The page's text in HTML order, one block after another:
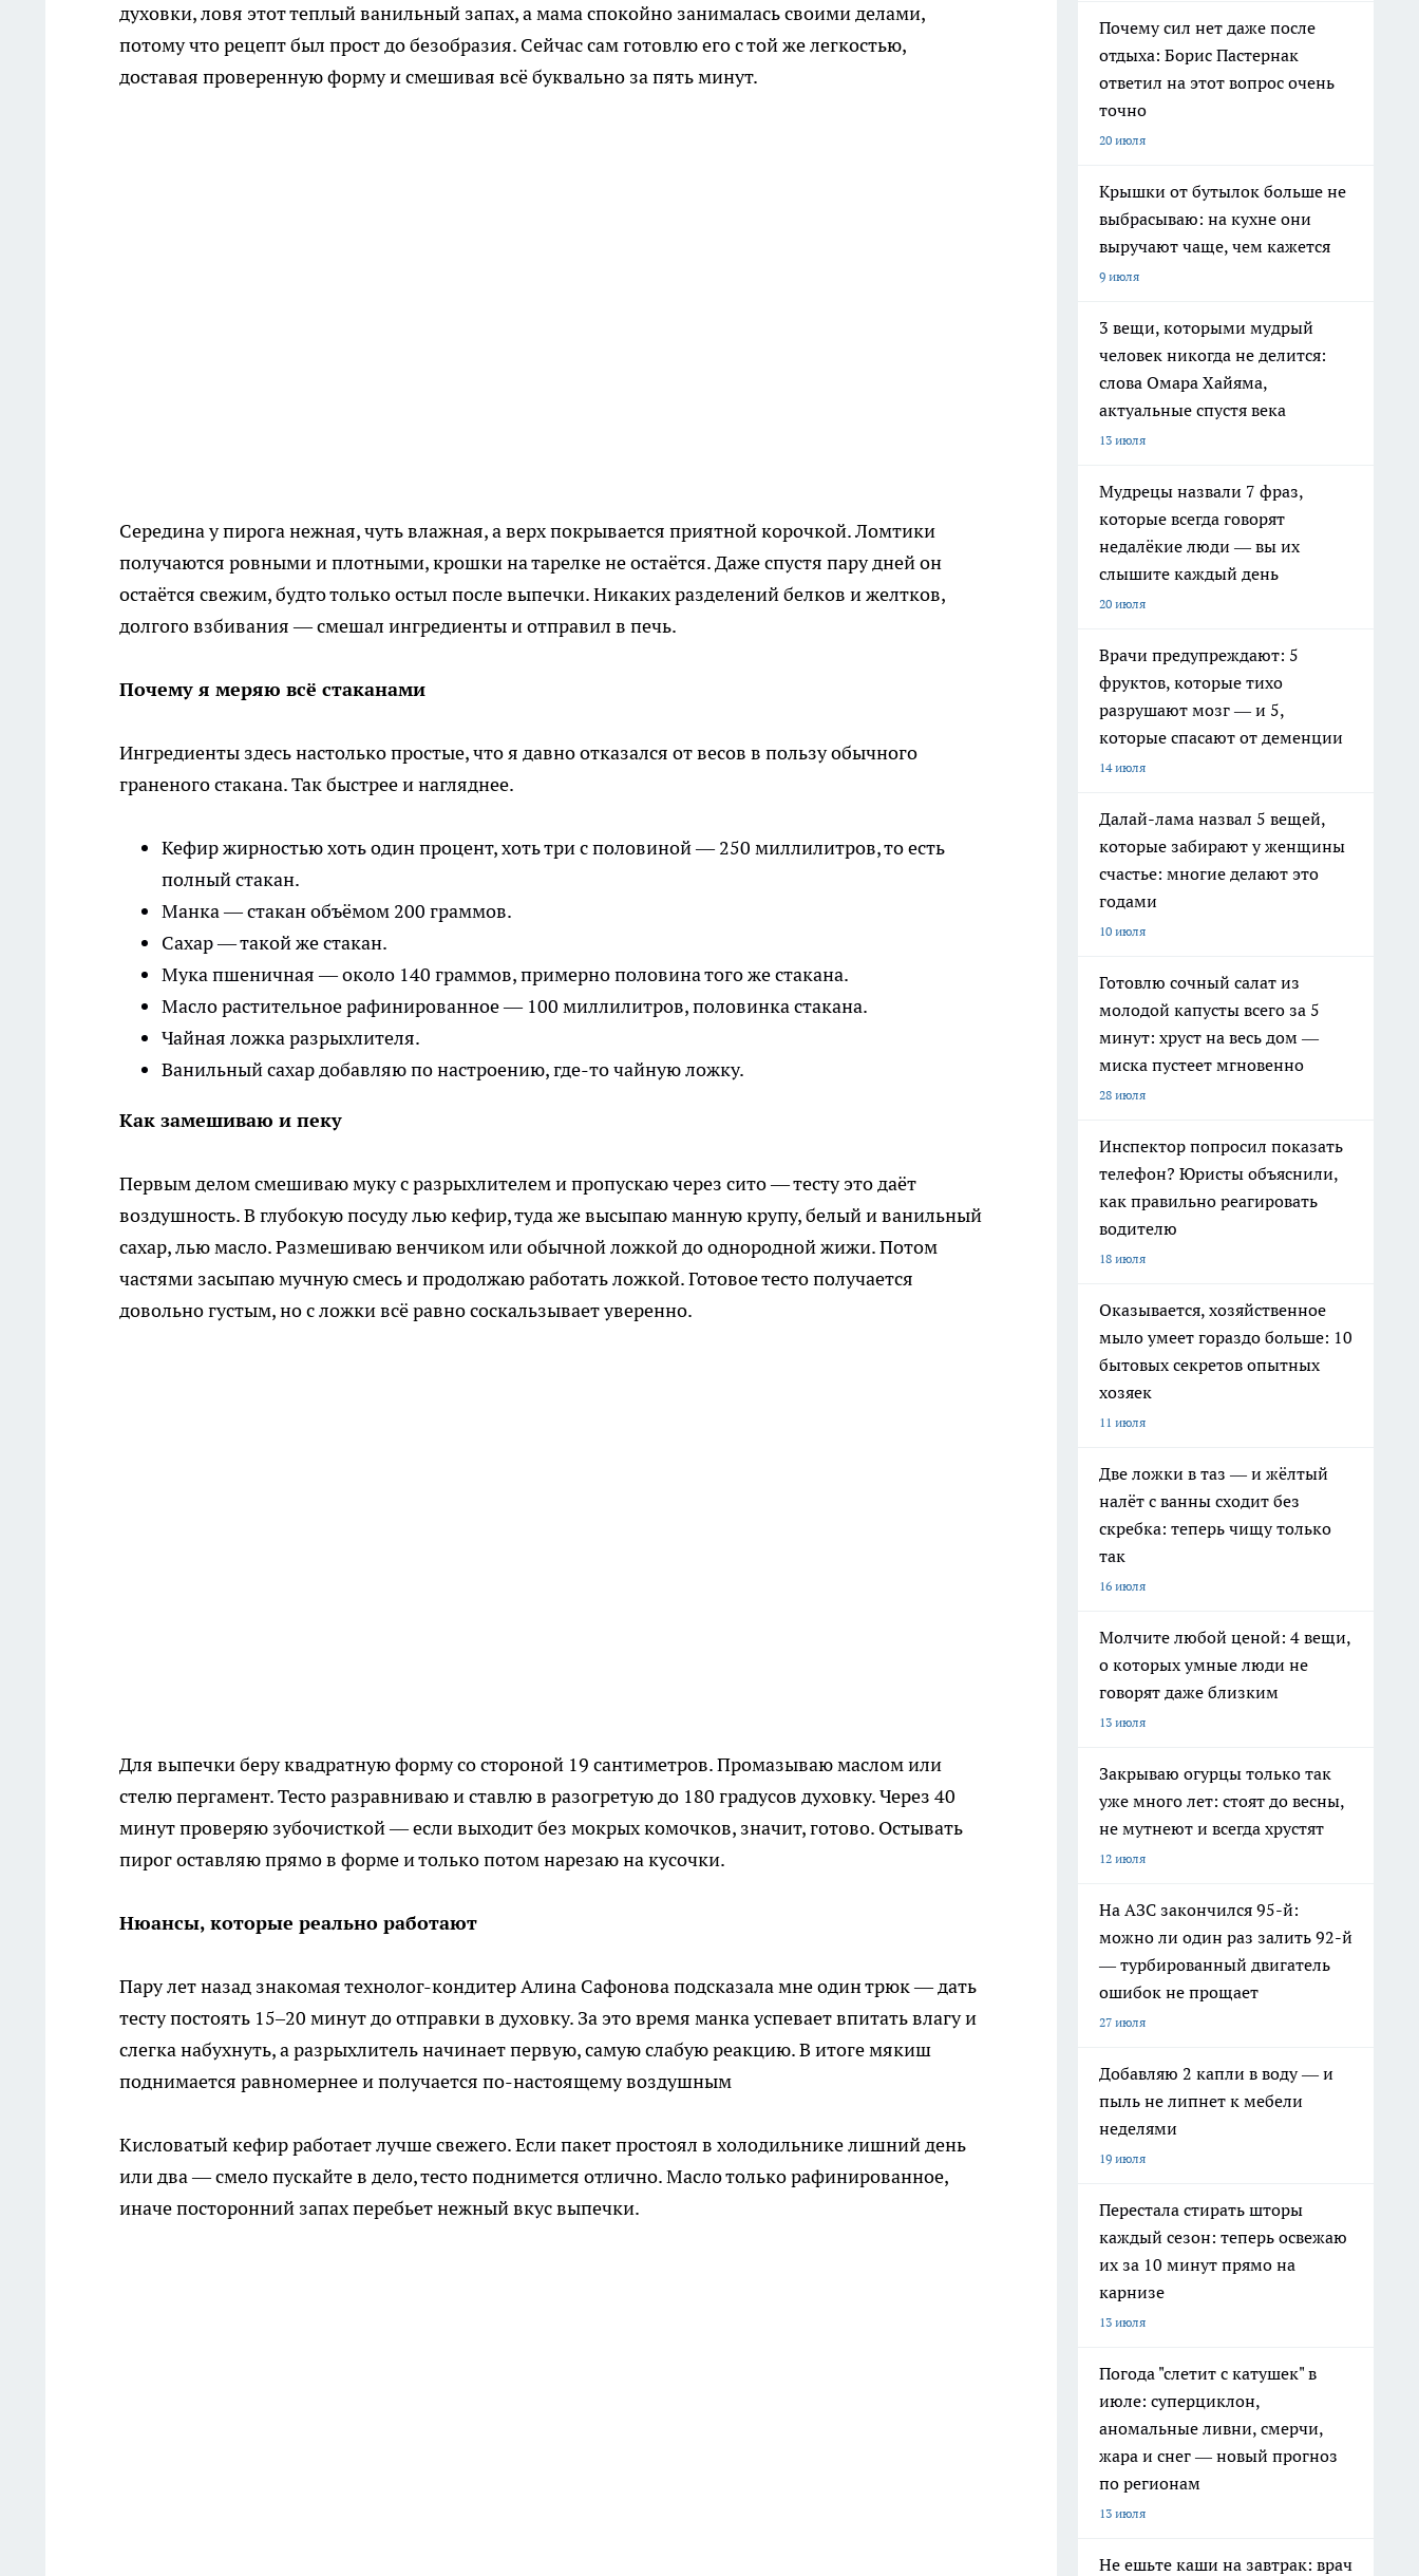
духовки, ловя этот теплый ванильный запах, а мама спокойно занималась своими делами,
потому что рецепт был прост до безобразия. Сейчас сам готовлю его с той же легкостью,
доставая проверенную форму и смешивая всё буквально за пять минут.
Середина у пирога нежная, чуть влажная, а верх покрывается приятной корочкой. Ломтики
получаются ровными и плотными, крошки на тарелке не остаётся. Даже спустя пару дней он
остаётся свежим, будто только остыл после выпечки. Никаких разделений белков и желтков,
долгого взбивания — смешал ингредиенты и отправил в печь.
Почему я меряю всё стаканами
Ингредиенты здесь настолько простые, что я давно отказался от весов в пользу обычного
граненого стакана. Так быстрее и нагляднее.
Кефир жирностью хоть один процент, хоть три с половиной — 250 миллилитров, то есть
полный стакан.
Манка — стакан объёмом 200 граммов.
Сахар — такой же стакан.
Мука пшеничная — около 140 граммов, примерно половина того же стакана.
Масло растительное рафинированное — 100 миллилитров, половинка стакана.
Чайная ложка разрыхлителя.
Ванильный сахар добавляю по настроению, где-то чайную ложку.
Как замешиваю и пеку
Первым делом смешиваю муку с разрыхлителем и пропускаю через сито — тесту это даёт
воздушность. В глубокую посуду лью кефир, туда же высыпаю манную крупу, белый и ванильный
сахар, лью масло. Размешиваю венчиком или обычной ложкой до однородной жижи. Потом
частями засыпаю мучную смесь и продолжаю работать ложкой. Готовое тесто получается
довольно густым, но с ложки всё равно соскальзывает уверенно.
Для выпечки беру квадратную форму со стороной 19 сантиметров. Промазываю маслом или
стелю пергамент. Тесто разравниваю и ставлю в разогретую до 180 градусов духовку. Через 40
минут проверяю зубочисткой — если выходит без мокрых комочков, значит, готово. Остывать
пирог оставляю прямо в форме и только потом нарезаю на кусочки.
Нюансы, которые реально работают
Пару лет назад знакомая технолог-кондитер Алина Сафонова подсказала мне один трюк — дать
тесту постоять 15–20 минут до отправки в духовку. За это время манка успевает впитать влагу и
слегка набухнуть, а разрыхлитель начинает первую, самую слабую реакцию. В итоге мякиш
поднимается равномернее и получается по-настоящему воздушным
Кисловатый кефир работает лучше свежего. Если пакет простоял в холодильнике лишний день
или два — смело пускайте в дело, тесто поднимется отлично. Масло только рафинированное,
иначе посторонний запах перебьет нежный вкус выпечки.
Почему сил нет даже после
отдыха: Борис Пастернак
ответил на этот вопрос очень
точно
20 июля
Крышки от бутылок больше не
выбрасываю: на кухне они
выручают чаще, чем кажется
9 июля
3 вещи, которыми мудрый
человек никогда не делится:
слова Омара Хайяма,
актуальные спустя века
13 июля
Мудрецы назвали 7 фраз,
которые всегда говорят
недалёкие люди — вы их
слышите каждый день
20 июля
Врачи предупреждают: 5
фруктов, которые тихо
разрушают мозг — и 5,
которые спасают от деменции
14 июля
Далай-лама назвал 5 вещей,
которые забирают у женщины
счастье: многие делают это
годами
10 июля
Готовлю сочный салат из
молодой капусты всего за 5
минут: хруст на весь дом —
миска пустеет мгновенно
28 июля
Инспектор попросил показать
телефон? Юристы объяснили,
как правильно реагировать
водителю
18 июля
Оказывается, хозяйственное
мыло умеет гораздо больше: 10
бытовых секретов опытных
хозяек
11 июля
Две ложки в таз — и жёлтый
налёт с ванны сходит без
скребка: теперь чищу только
так
16 июля
Молчите любой ценой: 4 вещи,
о которых умные люди не
говорят даже близким
13 июля
Закрываю огурцы только так
уже много лет: стоят до весны,
не мутнеют и всегда хрустят
12 июля
На АЗС закончился 95-й:
можно ли один раз залить 92-й
— турбированный двигатель
ошибок не прощает
27 июля
Добавляю 2 капли в воду — и
пыль не липнет к мебели
неделями
19 июля
Перестала стирать шторы
каждый сезон: теперь освежаю
их за 10 минут прямо на
карнизе
13 июля
Погода "слетит с катушек" в
июле: суперциклон,
аномальные ливни, смерчи,
жара и снег — новый прогноз
по регионам
13 июля
Не ешьте каши на завтрак: врач